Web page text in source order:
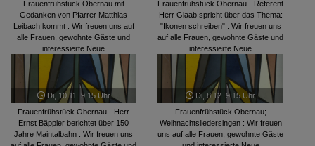
Frauenfrühstück Obernau mit
Gedanken von Pfarrer Matthias
Leibach kommt : Wir freuen uns auf
alle Frauen, gewohnte Gäste und
interessierte Neue
Frauenfrühstück Obernau - Referent
Herr Glaab spricht über das Thema:
"Ikonen schreiben" : Wir freuen uns
auf alle Frauen, gewohnte Gäste und
interessierte Neue
Di, 10.11. 9:15 Uhr
Frauenfrühstück Obernau - Herr
Ernst Bäppler berichtet über 150
Jahre Maintalbahn : Wir freuen uns
Di, 8.12. 9:15 Uhr
Frauenfrühstück Obernau;
Weihnachtsliedersingen : Wir freuen
uns auf alle Frauen, gewohnte Gäste